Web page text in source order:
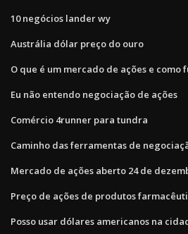
10 negócios lander wy
Austrália dólar preço do ouro
O que é um mercado de ações e como
Eu não entendo negociação de ações
Comércio 4runner para tundra
Caminho das ferramentas de
Mercado de ações aberto 24 de
Preço de ações de produtos
Posso usar dólares americanos na